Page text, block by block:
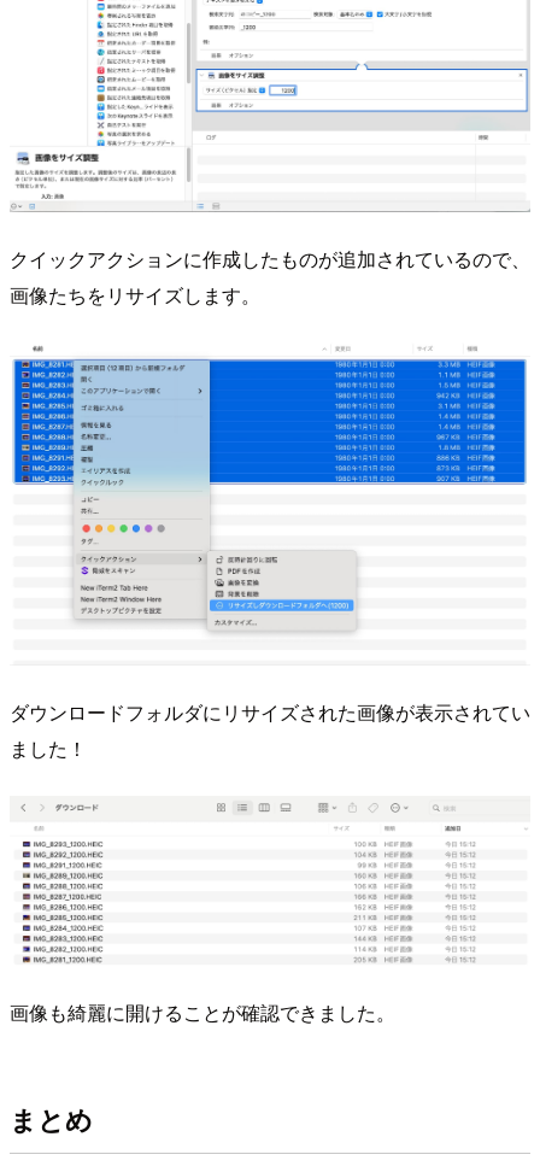
クイックアクションに作成したものが追加されているので、
画像たちをリサイズします。
ダウンロードフォルダにリサイズされた画像が表示されてい
ました！
画像も綺麗に開けることが確認できました。
まとめ